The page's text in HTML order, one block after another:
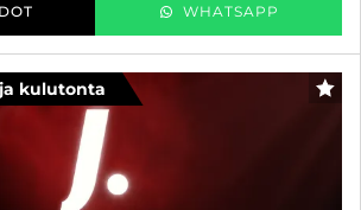
WHATSAPP
kulutonta